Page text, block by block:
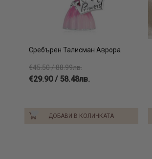
Сребърен Талисман Аврора
€45.50 / 88.99лв.
€29.90 / 58.48лв.
ДОБАВИ В КОЛИЧКАТА